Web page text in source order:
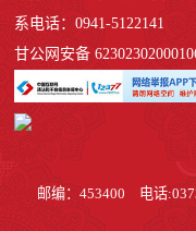
系电话：0941-5122141
甘公网安备
邮编：453400 电话